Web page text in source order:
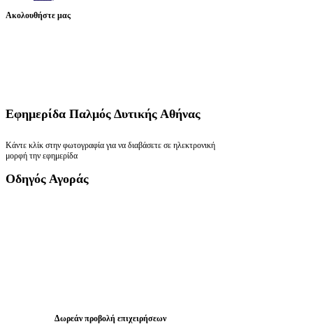
Ακολουθήστε μας
Εφημερίδα Παλμός Δυτικής Αθήνας
Κάντε κλίκ στην φωτογραφία για να διαβάσετε σε ηλεκτρονική
μορφή την εφημερίδα
Οδηγός Αγοράς
Δωρεάν προβολή επιχειρήσεων